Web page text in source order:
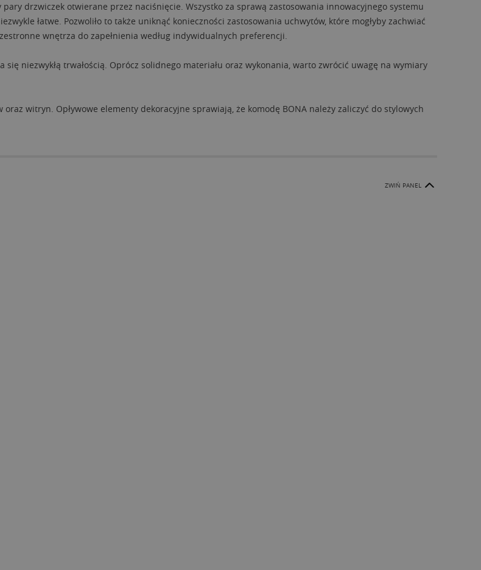
drzwiczek otwierane przez naciśnięcie. Wszystko za sprawą zastosowania innowacyjnego systemu
łatwe. Pozwoliło to także uniknąć konieczności zastosowania uchwytów, które mogłyby zachwiać
wnętrza do zapełnienia według indywidualnych preferencji.
niezwykłą trwałością. Oprócz solidnego materiału oraz wykonania, warto zwrócić uwagę na wymiary
oraz witryn. Opływowe elementy dekoracyjne sprawiają, że komodę BONA należy zaliczyć do stylowych
ZWIŃ PANEL